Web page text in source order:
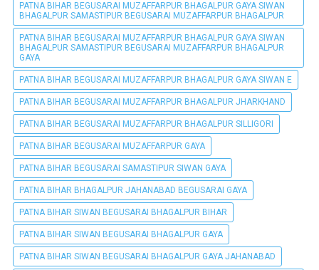
PATNA BIHAR BEGUSARAI MUZAFFARPUR BHAGALPUR GAYA SIWAN
BHAGALPUR SAMASTIPUR BEGUSARAI MUZAFFARPUR BHAGALPUR
PATNA BIHAR BEGUSARAI MUZAFFARPUR BHAGALPUR GAYA SIWAN
BHAGALPUR SAMASTIPUR BEGUSARAI MUZAFFARPUR BHAGALPUR
GAYA
PATNA BIHAR BEGUSARAI MUZAFFARPUR BHAGALPUR GAYA SIWAN E
PATNA BIHAR BEGUSARAI MUZAFFARPUR BHAGALPUR JHARKHAND
PATNA BIHAR BEGUSARAI MUZAFFARPUR BHAGALPUR SILLIGORI
PATNA BIHAR BEGUSARAI MUZAFFARPUR GAYA
PATNA BIHAR BEGUSARAI SAMASTIPUR SIWAN GAYA
PATNA BIHAR BHAGALPUR JAHANABAD BEGUSARAI GAYA
PATNA BIHAR SIWAN BEGUSARAI BHAGALPUR BIHAR
PATNA BIHAR SIWAN BEGUSARAI BHAGALPUR GAYA
PATNA BIHAR SIWAN BEGUSARAI BHAGALPUR GAYA JAHANABAD